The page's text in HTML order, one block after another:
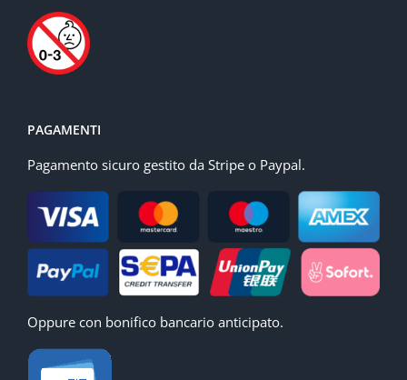
PAGAMENTI
Pagamento sicuro gestito da Stripe o Paypal.
Oppure con bonifico bancario anticipato.